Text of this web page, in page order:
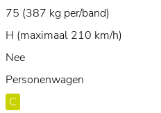
75 (387 kg per/band)
H (maximaal 210 km/h)
Nee
Personenwagen
C